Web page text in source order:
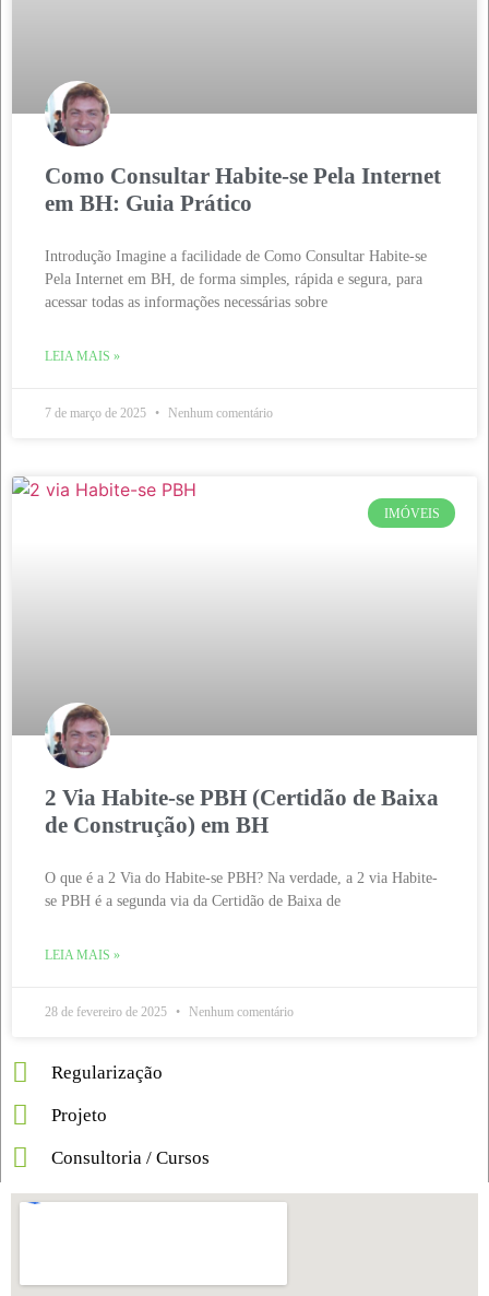
Como Consultar Habite-se Pela Internet
em BH: Guia Prático
Introdução Imagine a facilidade de Como Consultar Habite-se
Pela Internet em BH, de forma simples, rápida e segura, para
acessar todas as informações necessárias sobre
LEIA MAIS »
7 de março de 2025 Nenhum comentário
IMÓVEIS
2 Via Habite-se PBH (Certidão de Baixa
de Construção) em BH
O que é a 2 Via do Habite-se PBH? Na verdade, a 2 via Habite-
se PBH é a segunda via da Certidão de Baixa de
LEIA MAIS »
28 de fevereiro de 2025 Nenhum comentário
Regularização
Projeto
Consultoria / Cursos